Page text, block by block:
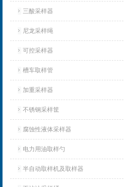
三酸采样器
尼龙采样绳
可控采样器
槽车取样管
加重采样器
不锈钢采样筐
腐蚀性液体采样器
电力用油取样勺
半自动取样机及取样器